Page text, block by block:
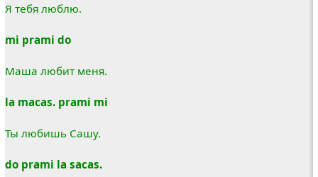
Я тебя люблю.
mi prami do
Маша любит меня.
la macas. prami mi
Ты любишь Сашу.
do prami la sacas.